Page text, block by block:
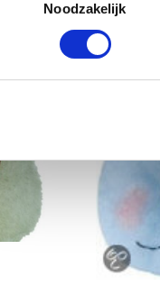
Noodzakelijk